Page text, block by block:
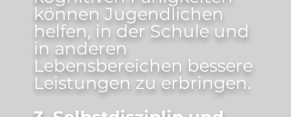
können Jugendlichen
helfen, in der Schule und
in anderen
Lebensbereichen bessere
Leistungen zu erbringen.